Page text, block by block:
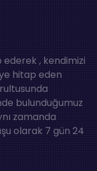
ederek , kendimizi
hitap eden
bulunduğumuz
zamanda
olarak 7 gün 24